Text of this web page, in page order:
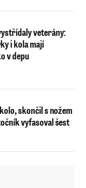
veterány:
i kola mají
v depu
skončil s nožem
vyfasoval šest